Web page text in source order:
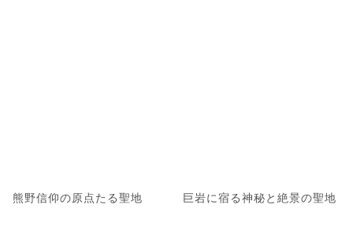
熊野信仰の原点たる聖地 巨岩に宿る神秘と絶景の聖地